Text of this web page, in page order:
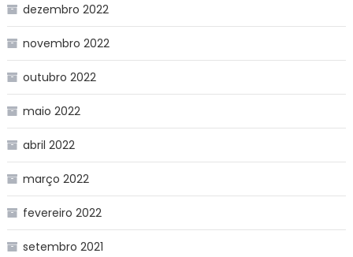
dezembro 2022
novembro 2022
outubro 2022
maio 2022
abril 2022
março 2022
fevereiro 2022
setembro 2021